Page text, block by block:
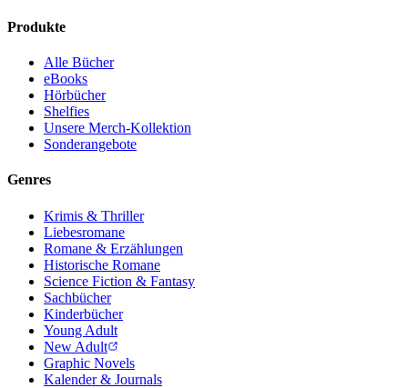
Produkte
Alle Bücher
eBooks
Hörbücher
Shelfies
Unsere Merch-Kollektion
Sonderangebote
Genres
Krimis & Thriller
Liebesromane
Romane & Erzählungen
Historische Romane
Science Fiction & Fantasy
Sachbücher
Kinderbücher
Young Adult
New Adult
Graphic Novels
Kalender & Journals